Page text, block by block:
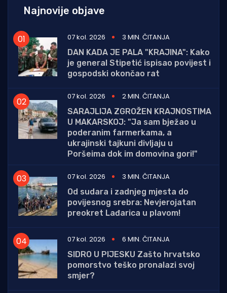
Najnovije objave
07 kol. 2026
3 MIN. ČITANJA
DAN KADA JE PALA "KRAJINA": Kako
je general Stipetić ispisao povijest i
gospodski okončao rat
07 kol. 2026
2 MIN. ČITANJA
SARAJLIJA ZGROŽEN KRAJNOSTIMA
U MAKARSKOJ: "Ja sam bježao u
poderanim farmerkama, a
ukrajinski tajkuni divljaju u
Poršeima dok im domovina gori!"
07 kol. 2026
3 MIN. ČITANJA
Od sudara i zadnjeg mjesta do
povijesnog srebra: Nevjerojatan
preokret Lađarica u plavom!
07 kol. 2026
6 MIN. ČITANJA
SIDRO U PIJESKU Zašto hrvatsko
pomorstvo teško pronalazi svoj
smjer?